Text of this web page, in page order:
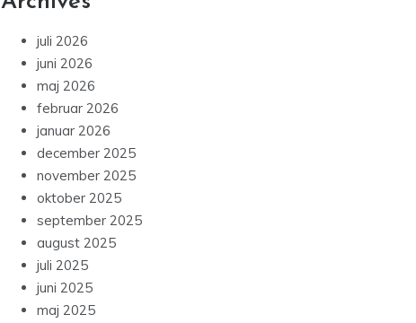
juli 2026
juni 2026
maj 2026
februar 2026
januar 2026
december 2025
november 2025
oktober 2025
september 2025
august 2025
juli 2025
juni 2025
maj 2025